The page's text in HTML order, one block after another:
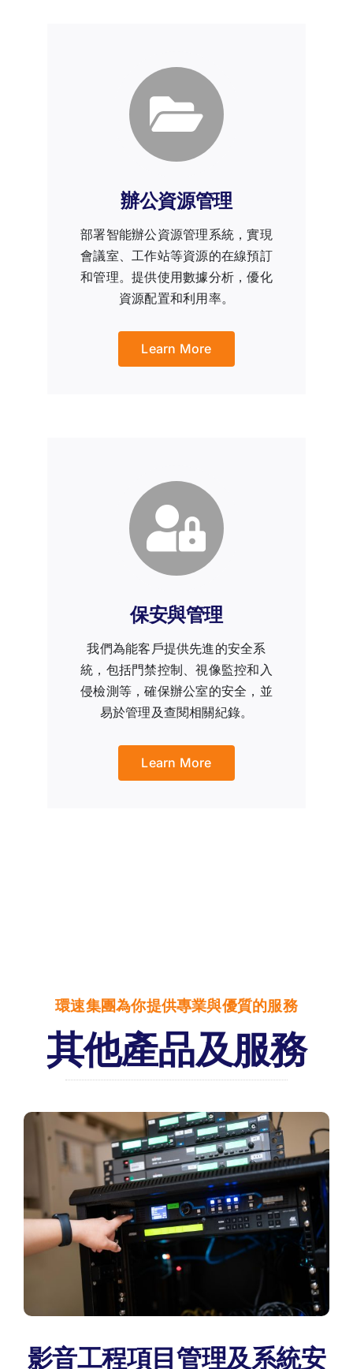
辦公資源管理
部署智能辦公資源管理系統，實現
會議室、工作站等資源的在線預訂
和管理。提供使用數據分析，優化
資源配置和利用率。
Learn More
保安與管理
我們為能客戶提供先進的安全系
統，包括門禁控制、視像監控和入
侵檢測等，確保辦公室的安全，並
易於管理及查閱相關紀錄。
Learn More
環速集團為你提供專業與優質的服務
其他產品及服務
影音工程項目管理及系統安